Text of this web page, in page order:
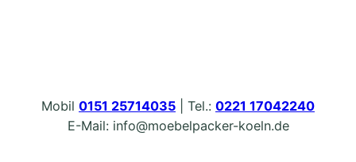
Mobil 0151 25714035 | Tel.: 0221 17042240
E-Mail: info@moebelpacker-koeln.de